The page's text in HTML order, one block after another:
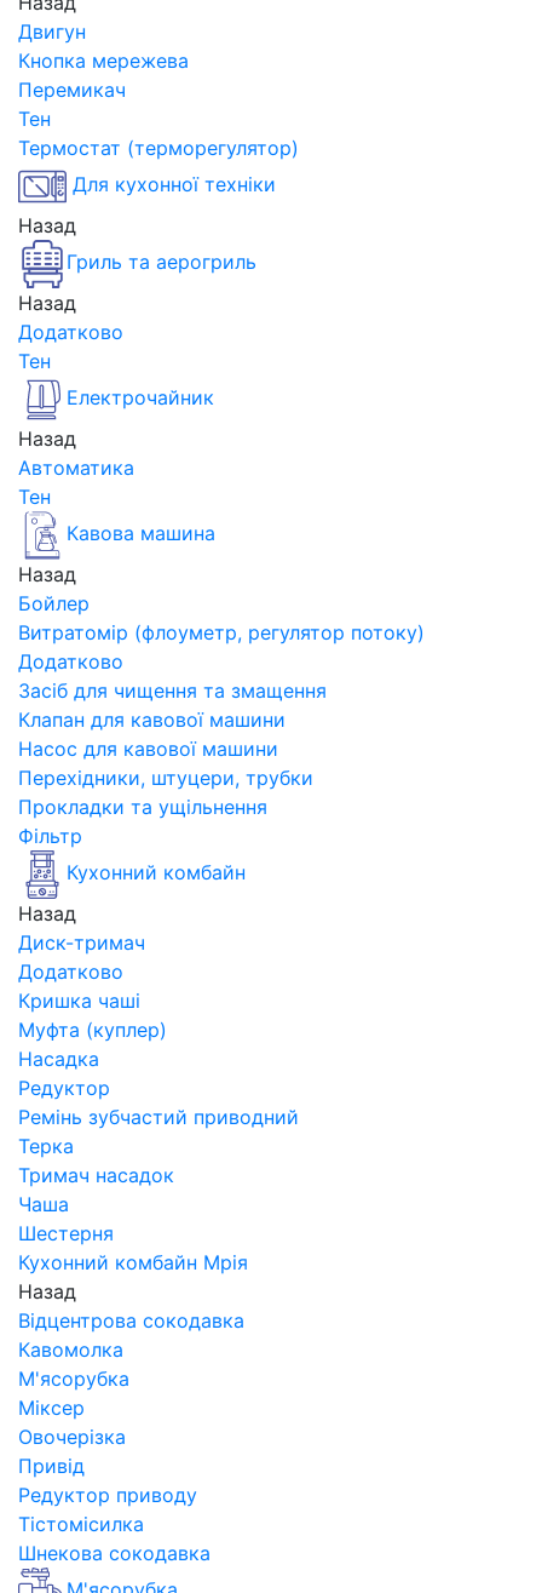
Двигун
Кнопка мережева
Перемикач
Тен
Термостат (терморегулятор)
Для кухонної техніки
Назад
Гриль та аерогриль
Назад
Додатково
Тен
Електрочайник
Назад
Автоматика
Тен
Кавова машина
Назад
Бойлер
Витратомір (флоуметр, регулятор потоку)
Додатково
Засіб для чищення та змащення
Клапан для кавової машини
Насос для кавової машини
Перехідники, штуцери, трубки
Прокладки та ущільнення
Фільтр
Кухонний комбайн
Назад
Диск-тримач
Додатково
Кришка чаші
Муфта (куплер)
Насадка
Редуктор
Ремінь зубчастий приводний
Терка
Тримач насадок
Чаша
Шестерня
Кухонний комбайн Мрія
Назад
Відцентрова сокодавка
Кавомолка
М'ясорубка
Міксер
Овочерізка
Привід
Редуктор приводу
Тістомісилка
Шнекова сокодавка